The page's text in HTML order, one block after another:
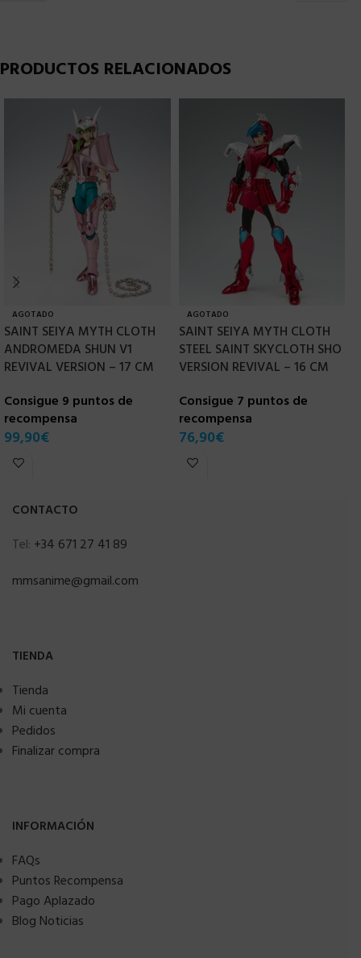
PRODUCTOS RELACIONADOS
AGOTADO
SAINT SEIYA MYTH CLOTH
ANDROMEDA SHUN V1
REVIVAL VERSION – 17 CM
Consigue 9 puntos de
recompensa
99,90€
AGOTADO
SAINT SEIYA MYTH CLOTH
STEEL SAINT SKYCLOTH SHO
VERSION REVIVAL – 16 CM
Consigue 7 puntos de
recompensa
76,90€
CONTACTO
Tel: +34 671 27 41 89
mmsanime@gmail.com
TIENDA
Tienda
Mi cuenta
Pedidos
Finalizar compra
INFORMACIÓN
FAQs
Puntos Recompensa
Pago Aplazado
Blog Noticias